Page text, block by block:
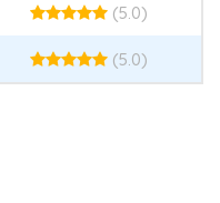
(5.0)
(5.0)